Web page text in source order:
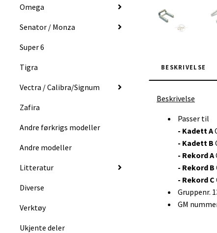
Omega
Senator / Monza
Super 6
Tigra
Vectra / Calibra/Signum
Zafira
Andre førkrigs modeller
Andre modeller
Litteratur
Diverse
Verktøy
Ukjente deler
BESKRIVELSE
Beskrivelse
Passer til
- Kadett A
- Kadett B
- Rekord A
- Rekord B
- Rekord C
Gruppenr.
GM